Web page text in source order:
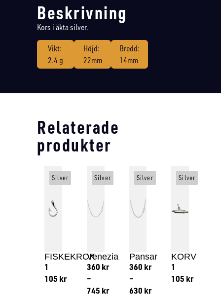
Beskrivning
Kors i äkta silver.
Vikt:
2.4 g
Höjd:
22mm
Bredd:
14mm
Relaterade
produkter
FISKEKROK
1
105 kr
Silver
Venezia
360 kr
–
745 kr
Silver
Pansar
360 kr
–
630 kr
Silver
KORV
1
105 kr
Silver